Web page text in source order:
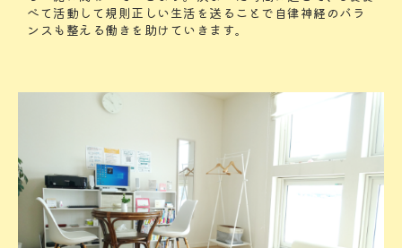
べて活動して規則正しい生活を送ることで自律神経のバラ
ンスも整える働きを助けていきます。